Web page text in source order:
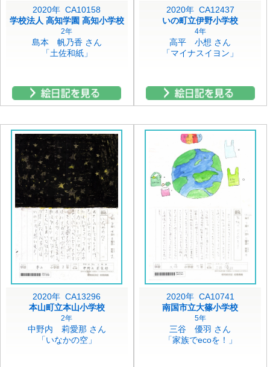
2020年 CA10158
学校法人 高知学園 高知小学校
2年
島本 帆乃香 さん
「土佐和紙」
2020年 CA12437
いの町立伊野小学校
4年
高平 小想 さん
「マイナスイヨン」
2020年 CA13296
本山町立本山小学校
2年
中野内 莉愛那 さん
「いなかの空」
2020年 CA10741
南国市立大篠小学校
5年
三谷 優羽 さん
「家族でecoを！」